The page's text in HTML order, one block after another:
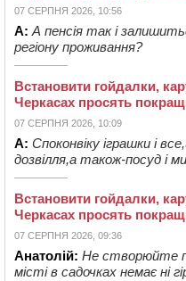
07 СЕРПНЯ 2026, 10:56
А: А пенсія так і
регіону проживання?
Встановити гойдалки,
Черкасах просять
07 СЕРПНЯ 2026, 10:09
А: Споконвіку іграшки і
дозвілля,а також-посуд і
Встановити гойдалки,
Черкасах просять
07 СЕРПНЯ 2026, 09:36
Анатолій: Не створюйте
місті в садочках немає ні